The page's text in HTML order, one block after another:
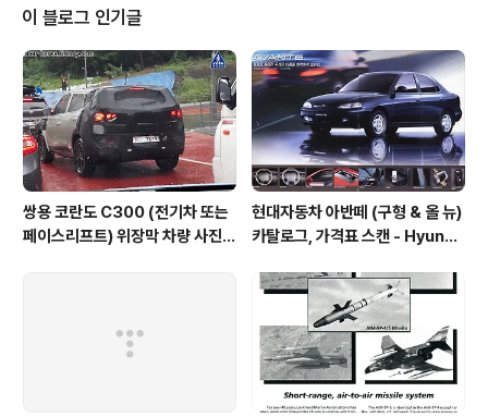
서 최대토크 17.0kg.m / 최고출력 140마력 6300rpm)
▼ SM3가 페이스 리프트되기 전 막바지에 등장했던 BO
SE 스페셜 에디션. (BOSE 사운드 시스템과 내외장을 조
금 변경한 정도) 르노삼성 차량들은 풀 체인지나 페이스 리
프트가 느리고 경쟁사에 대응하다보니 이처럼 무슨무슨 '..
이 블로그 인기글
쌍용 코란도 C300 (전기차 또는
페이스리프트) 위장막 차량 사진 -
현대자동차 아반떼 (구형 & 올 뉴)
카탈로그, 가격표 스캔 - Hyunda
og